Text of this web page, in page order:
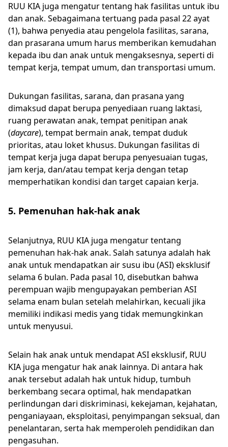
RUU KIA juga mengatur tentang hak fasilitas untuk ibu
dan anak. Sebagaimana tertuang pada pasal 22 ayat
(1), bahwa penyedia atau pengelola fasilitas, sarana,
dan prasarana umum harus memberikan kemudahan
kepada ibu dan anak untuk mengaksesnya, seperti di
tempat kerja, tempat umum, dan transportasi umum.
Dukungan fasilitas, sarana, dan prasana yang
dimaksud dapat berupa penyediaan ruang laktasi,
ruang perawatan anak, tempat penitipan anak
(daycare), tempat bermain anak, tempat duduk
prioritas, atau loket khusus. Dukungan fasilitas di
tempat kerja juga dapat berupa penyesuaian tugas,
jam kerja, dan/atau tempat kerja dengan tetap
memperhatikan kondisi dan target capaian kerja.
5. Pemenuhan hak-hak anak
Selanjutnya, RUU KIA juga mengatur tentang
pemenuhan hak-hak anak. Salah satunya adalah hak
anak untuk mendapatkan air susu ibu (ASI) eksklusif
selama 6 bulan. Pada pasal 10, disebutkan bahwa
perempuan wajib mengupayakan pemberian ASI
selama enam bulan setelah melahirkan, kecuali jika
memiliki indikasi medis yang tidak memungkinkan
untuk menyusui.
Selain hak anak untuk mendapat ASI eksklusif, RUU
KIA juga mengatur hak anak lainnya. Di antara hak
anak tersebut adalah hak untuk hidup, tumbuh
berkembang secara optimal, hak mendapatkan
perlindungan dari diskriminasi, kekejaman, kejahatan,
penganiayaan, eksploitasi, penyimpangan seksual, dan
penelantaran, serta hak memperoleh pendidikan dan
pengasuhan.